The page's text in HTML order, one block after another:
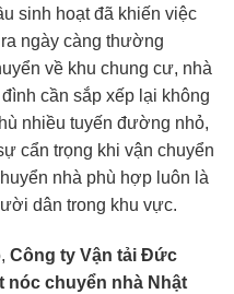
sinh hoạt đã khiến việc
ngày càng thường
về khu chung cư, nhà
cần sắp xếp lại không
nhiều tuyến đường nhỏ,
cẩn trọng khi vận chuyển
nhà phù hợp luôn là
dân trong khu vực.
Công ty Vận tải Đức
nóc chuyển nhà Nhật